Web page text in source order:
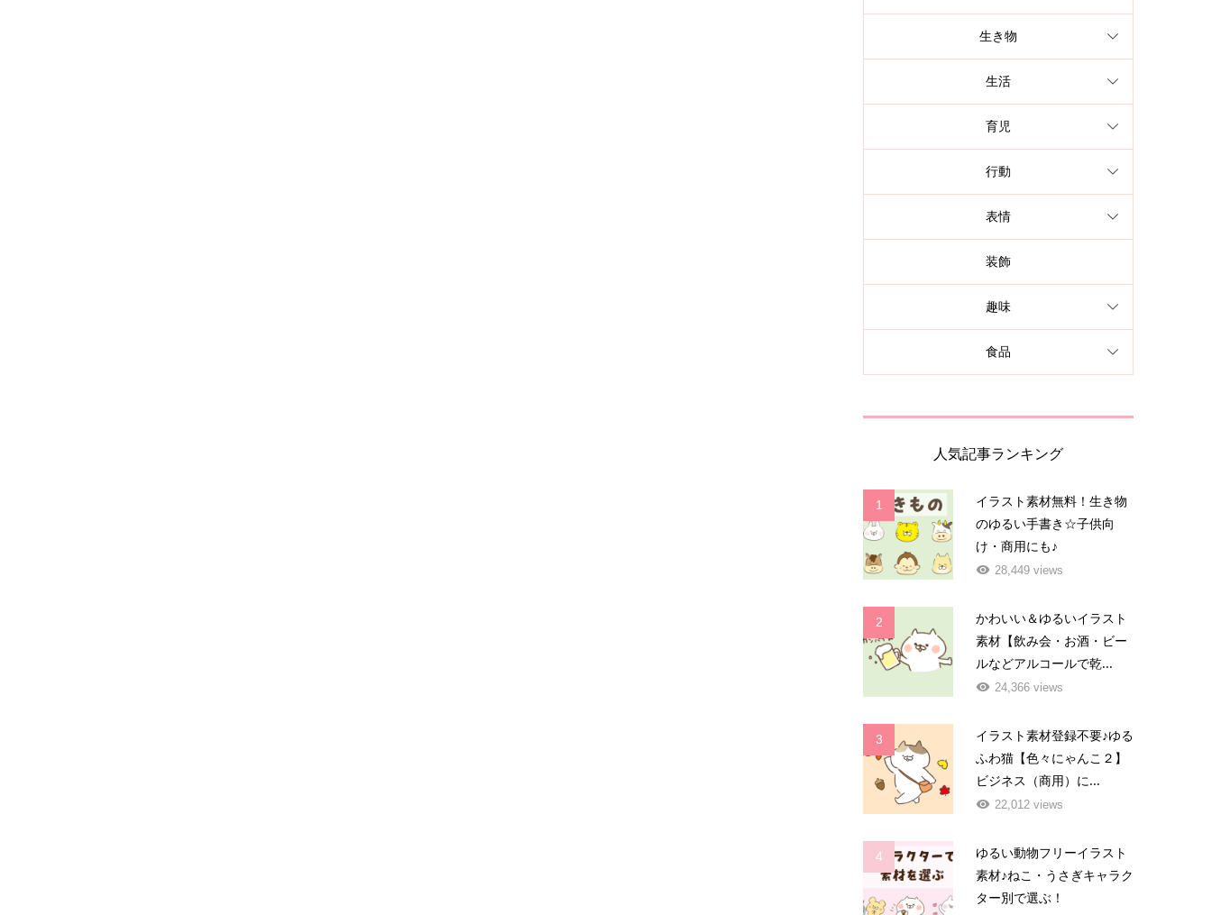
生き物
生活
育児
行動
表情
装飾
趣味
食品
人気記事ランキング
1
イラスト素材無料！生き物
のゆるい手書き☆子供向
け・商用にも♪
28,449 views
2
かわいい＆ゆるいイラスト
素材【飲み会・お酒・ビー
ルなどアルコールで乾...
24,366 views
3
イラスト素材登録不要♪ゆる
ふわ猫【色々にゃんこ２】
ビジネス（商用）に...
22,012 views
4
ゆるい動物フリーイラスト
素材♪ねこ・うさぎキャラク
ター別で選ぶ！